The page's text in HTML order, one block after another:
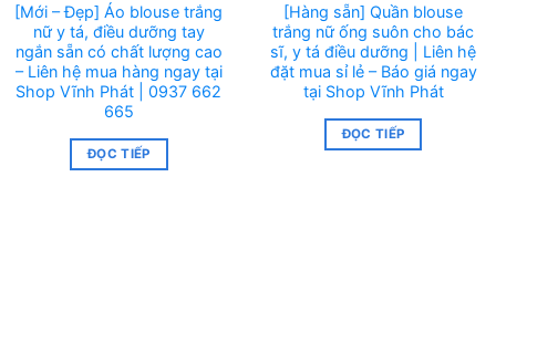
[Mới – Đẹp] Áo blouse trắng
nữ y tá, điều dưỡng tay
ngắn sẵn có chất lượng cao
– Liên hệ mua hàng ngay tại
Shop Vĩnh Phát | 0937 662
665
ĐỌC TIẾP
[Hàng sẵn] Quần blouse
trắng nữ ống suôn cho bác
sĩ, y tá điều dưỡng | Liên hệ
đặt mua sỉ lẻ – Báo giá ngay
tại Shop Vĩnh Phát
ĐỌC TIẾP